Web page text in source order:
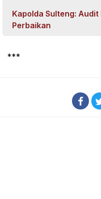
Kapolda Sulteng:
Perbaikan
***